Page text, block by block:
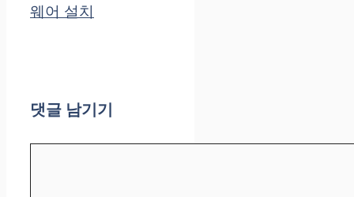
웨어 설치
댓글 남기기